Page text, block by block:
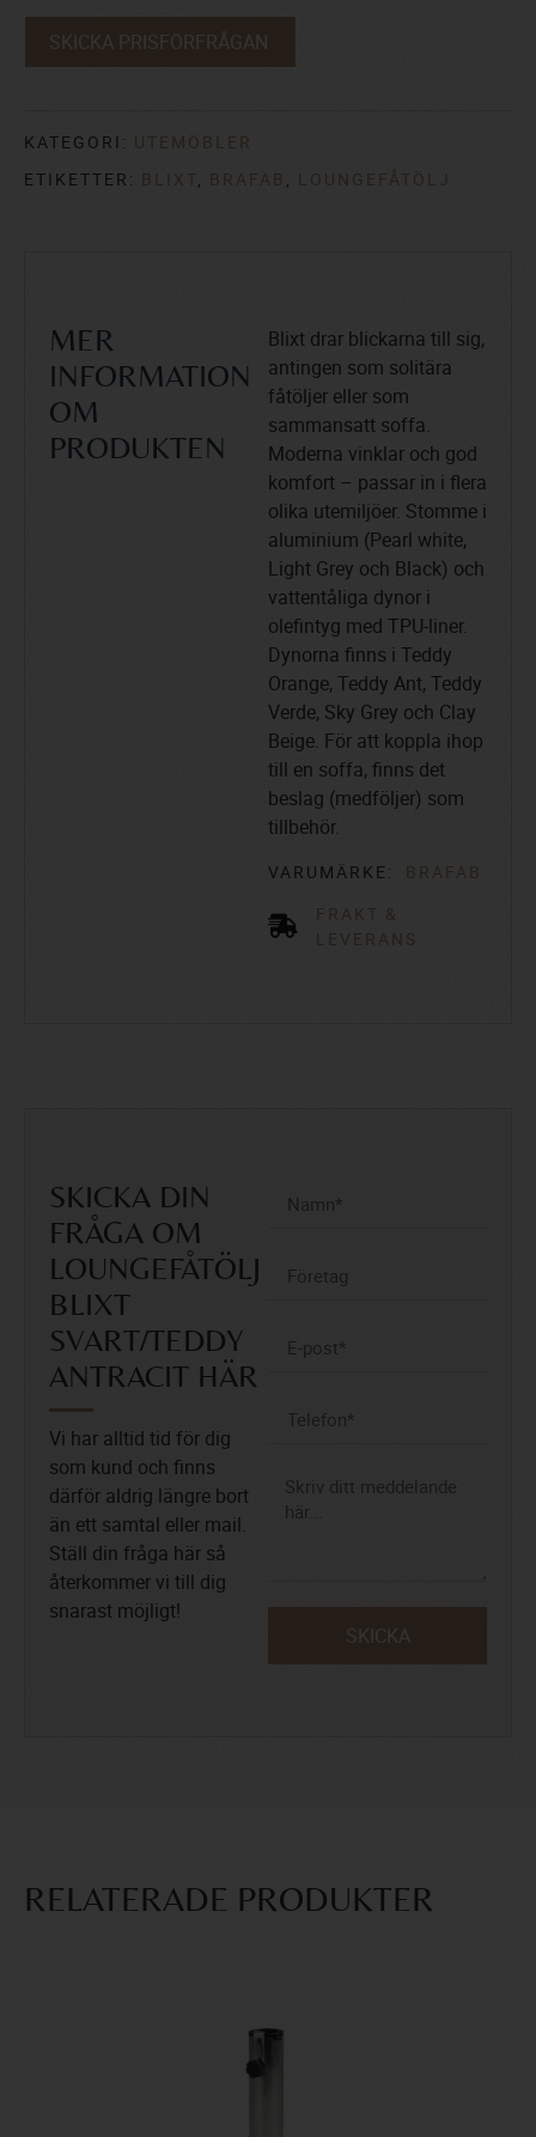
SKICKA PRISFÖRFRÅGAN
KATEGORI: UTEMÖBLER
ETIKETTER: BLIXT, BRAFAB , LOUNGEFÅTÖLJ
MER
INFORMATION
OM
PRODUKTEN
Blixt drar blickarna till sig,
antingen som solitära
fåtöljer eller som
sammansatt soffa.
Moderna vinklar och god
komfort – passar in i flera
olika utemiljöer. Stomme i
aluminium (Pearl white,
Light Grey och Black) och
vattentåliga dynor i
olefintyg med TPU-liner.
Dynorna finns i Teddy
Orange, Teddy Ant, Teddy
Verde, Sky Grey och Clay
Beige. För att koppla ihop
till en soffa, finns det
beslag (medföljer) som
tillbehör.
VARUMÄRKE:
BRAFAB
FRAKT &
LEVERANS
SKICKA DIN
FRÅGA OM
LOUNGEFÅTÖLJ
BLIXT
SVART/TEDDY
ANTRACIT HÄR
Vi har alltid tid för dig
som kund och finns
därför aldrig längre bort
än ett samtal eller mail.
Ställ din fråga här så
återkommer vi till dig
snarast möjligt!
SKICKA
RELATERADE PRODUKTER